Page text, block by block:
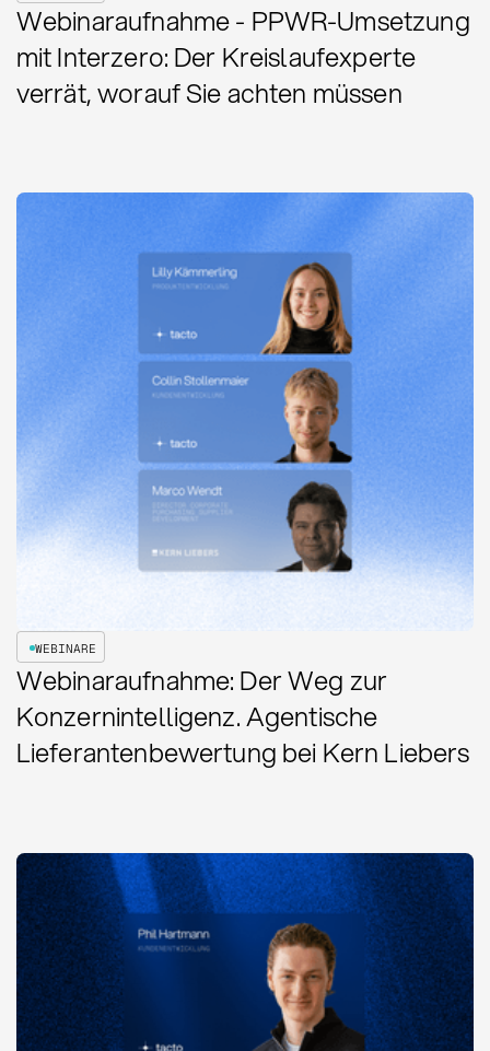
Webinaraufnahme - PPWR-Umsetzung
mit Interzero: Der Kreislaufexperte
verrät, worauf Sie achten müssen
WEBINARE
Webinaraufnahme: Der Weg zur
Konzernintelligenz. Agentische
Lieferantenbewertung bei Kern Liebers